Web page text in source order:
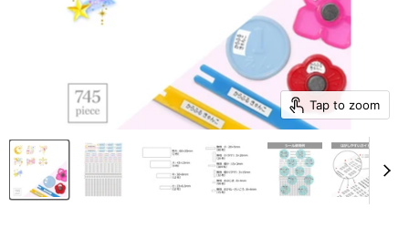
Tap to zoom